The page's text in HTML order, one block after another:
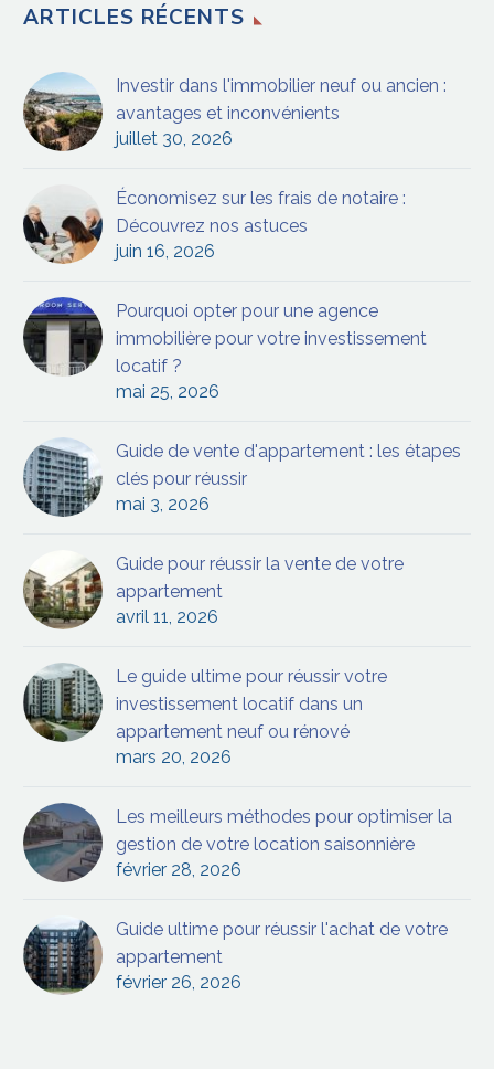
ARTICLES RÉCENTS
Investir dans l'immobilier neuf ou ancien :
avantages et inconvénients
juillet 30, 2026
Économisez sur les frais de notaire :
Découvrez nos astuces
juin 16, 2026
Pourquoi opter pour une agence
immobilière pour votre investissement
locatif ?
mai 25, 2026
Guide de vente d'appartement : les étapes
clés pour réussir
mai 3, 2026
Guide pour réussir la vente de votre
appartement
avril 11, 2026
Le guide ultime pour réussir votre
investissement locatif dans un
appartement neuf ou rénové
mars 20, 2026
Les meilleurs méthodes pour optimiser la
gestion de votre location saisonnière
février 28, 2026
Guide ultime pour réussir l'achat de votre
appartement
février 26, 2026